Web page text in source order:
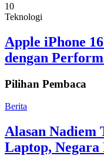
10
Teknologi
Apple iPhone
dengan
Pilihan Pembaca
Berita
Alasan Nadiem
Laptop,